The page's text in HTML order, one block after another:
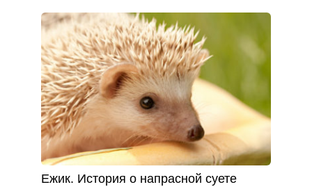
Ежик. История о напрасной суете